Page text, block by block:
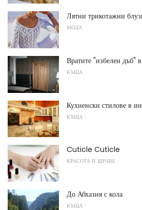
Лятни трикотажни
МОДА
Вратите "избелен дъб"
КЪЩА
Кухненски стилове в
КЪЩА
Cuticle Cuticle
КРАСОТА И ЗДРАВЕ
До Абхазия с кола
КЪЩА